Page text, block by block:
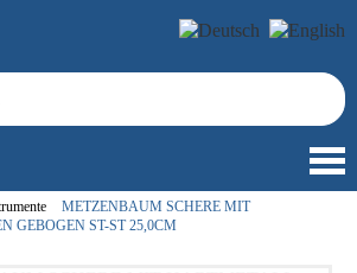
METZENBAUM SCHERE MIT
GEBOGEN ST-ST 25,0CM